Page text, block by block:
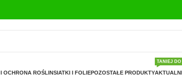
I OCHRONA ROŚLINSIATKI I FOLIEPOZOSTAŁE PRODUKTY
TANIEJ DO